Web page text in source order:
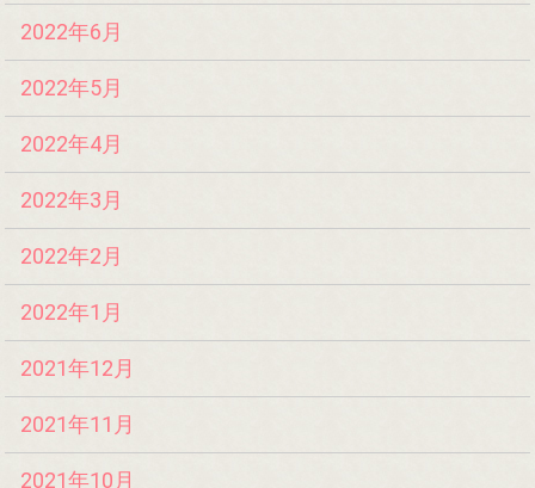
2022年6月
2022年5月
2022年4月
2022年3月
2022年2月
2022年1月
2021年12月
2021年11月
2021年10月